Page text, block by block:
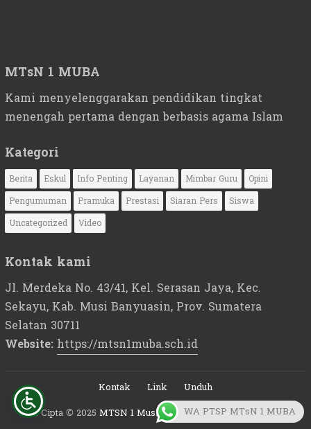
MTsN 1 MUBA
Kami menyelenggarakan pendidikan tingkat
menengah pertama dengan berbasis agama Islam
Kategori
Berita Eskul Info Penting Layanan Mimbar Guru
Opini
Pengumuman
Pramuka Prestasi Siaran Pers
Siswa
Uncategorized
Video
Kontak kami
Jl. Merdeka No. 43/41, Kel. Serasan Jaya, Kec.
Sekayu, Kab. Musi Banyuasin, Prov. Sumatera
Selatan 30711
Website: https://mtsn1muba.sch.id
Kontak Link
Unduh
Hak Cipta © 2025 MTSN 1 Musi Banyuasin - Sumatera Selatan
WA PTSP MTsN 1 MUBA